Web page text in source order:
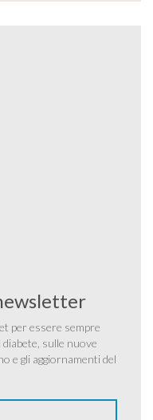
per essere sempre
sulle nuove
e gli aggiornamenti del